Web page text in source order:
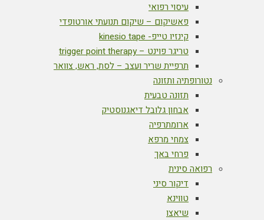
עיסוי רפואי
פאשיקום – שיקום תנועתי אורטופדי
קינזיו טייפ- kinesio tape
טריגר פוינט – trigger point therapy
תרפיית שריר ועצב – לסת, ראש, צוואר
נטורופתיה ותזונה
תזונה טבעית
אבחון גלובל דיאגנוסטיק
ארומתרפיה
צמחי מרפא
פרחי באך
רפואה סינית
דיקור סיני
טווינא
שיאצו